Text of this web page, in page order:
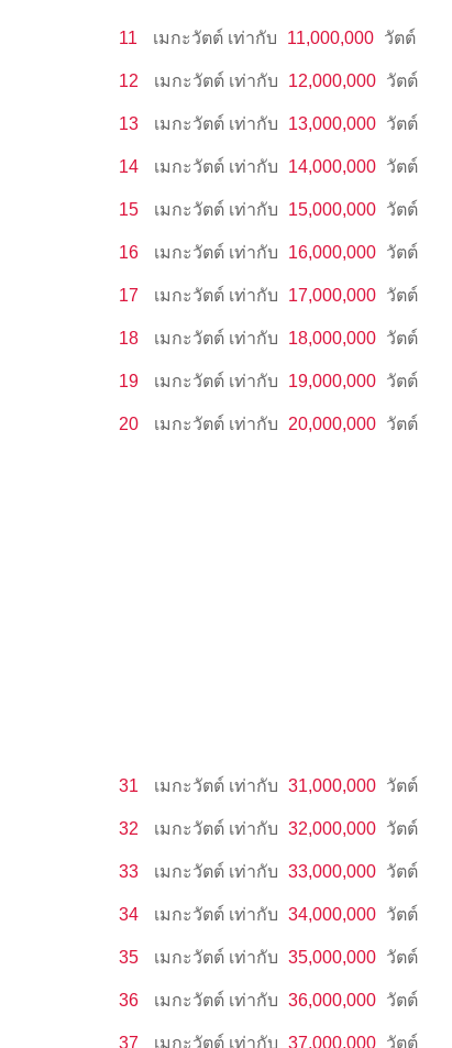
11 เมกะวัตต์ เท่ากับ 11,000,000 วัตต์
12 เมกะวัตต์ เท่ากับ 12,000,000 วัตต์
13 เมกะวัตต์ เท่ากับ 13,000,000 วัตต์
14 เมกะวัตต์ เท่ากับ 14,000,000 วัตต์
15 เมกะวัตต์ เท่ากับ 15,000,000 วัตต์
16 เมกะวัตต์ เท่ากับ 16,000,000 วัตต์
17 เมกะวัตต์ เท่ากับ 17,000,000 วัตต์
18 เมกะวัตต์ เท่ากับ 18,000,000 วัตต์
19 เมกะวัตต์ เท่ากับ 19,000,000 วัตต์
20 เมกะวัตต์ เท่ากับ 20,000,000 วัตต์
31 เมกะวัตต์ เท่ากับ 31,000,000 วัตต์
32 เมกะวัตต์ เท่ากับ 32,000,000 วัตต์
33 เมกะวัตต์ เท่ากับ 33,000,000 วัตต์
34 เมกะวัตต์ เท่ากับ 34,000,000 วัตต์
35 เมกะวัตต์ เท่ากับ 35,000,000 วัตต์
36 เมกะวัตต์ เท่ากับ 36,000,000 วัตต์
37 เมกะวัตต์ เท่ากับ 37,000,000 วัตต์